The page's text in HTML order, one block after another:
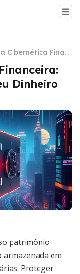
Cibernética Finan
Seus Dados e S
Dinheiro
patrimônio
armazenada em
Proteger